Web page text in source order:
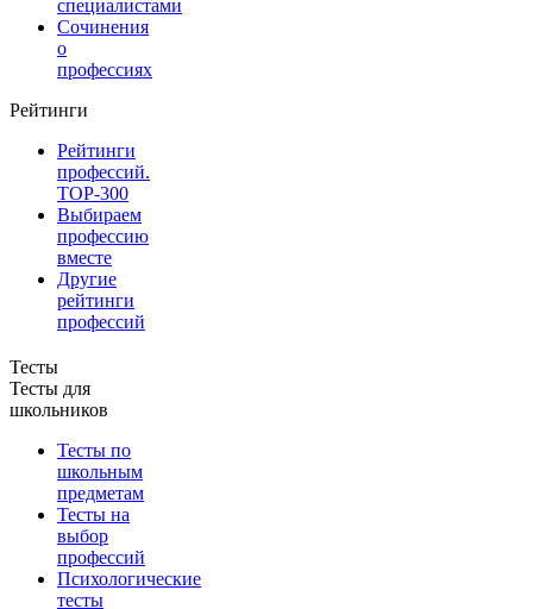
специалистами
Сочинения
о
профессиях
Рейтинги
Рейтинги
профессий.
TOP-300
Выбираем
профессию
вместе
Другие
рейтинги
профессий
Тесты
Тесты для
школьников
Тесты по
школьным
предметам
Тесты на
выбор
профессий
Психологические
тесты